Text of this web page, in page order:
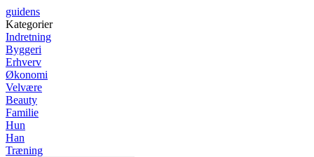
guidens
Kategorier
Indretning
Byggeri
Erhverv
Økonomi
Velvære
Beauty
Familie
Hun
Han
Træning